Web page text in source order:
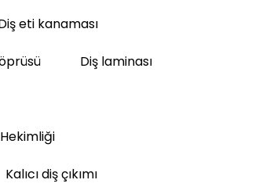
eti kanaması
Diş laminası
Kalıcı diş çıkımı